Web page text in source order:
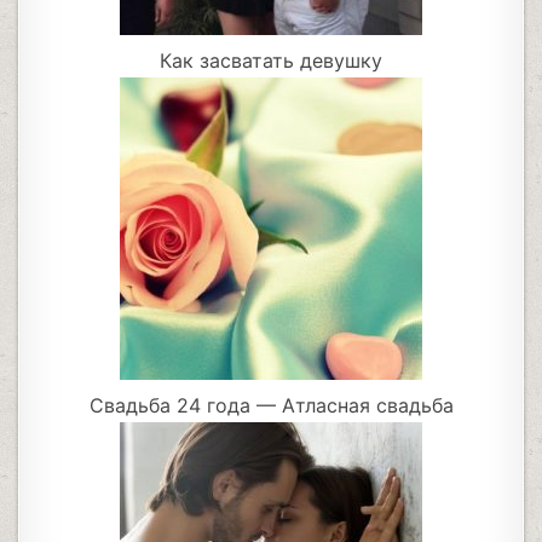
Как засватать девушку
Свадьба 24 года — Атласная свадьба